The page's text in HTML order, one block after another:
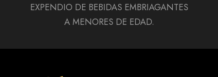
EXPENDIO DE BEBIDAS EMBRIAGANTES
A MENORES DE EDAD.